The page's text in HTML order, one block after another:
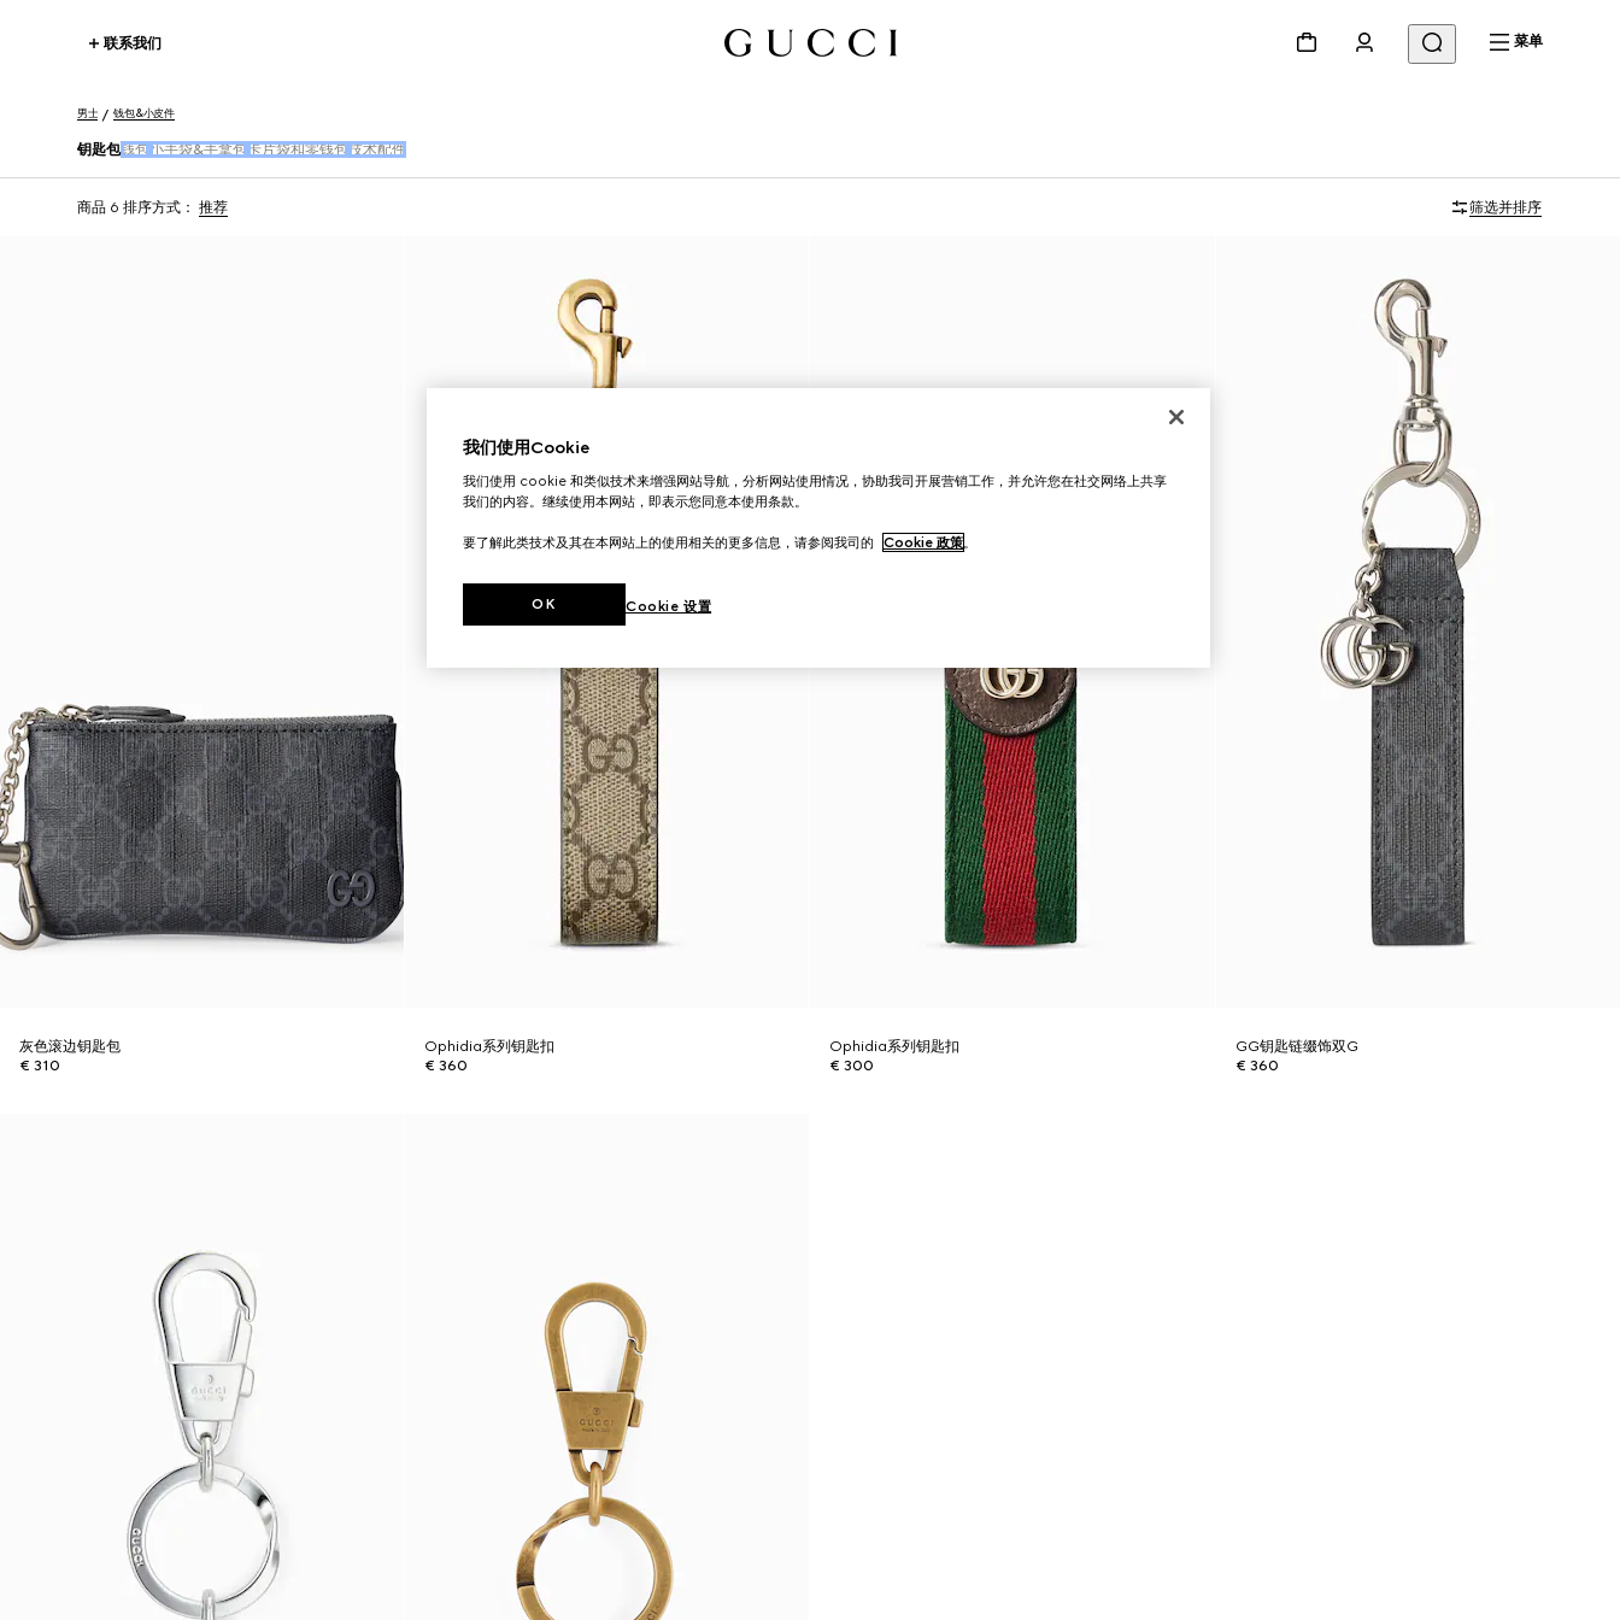
联系我们 菜单
男士 钱包&小皮件
钥匙包钱包 小手袋&手拿包 卡片袋和零钱包 技术配件
商品 6 排序方式： 推荐 筛选并排序
灰色滚边钥匙包
€ 310
Ophidia系列钥匙扣
€ 360
Ophidia系列钥匙扣
€ 300
GG钥匙链缀饰双G
€ 360
我们使用Cookie
我们使用 cookie 和类似技术来增强网站导航，分析网站使用情况，协助我司开展营销工作，并允许您在社交网络上共享
我们的内容。继续使用本网站，即表示您同意本使用条款。
要了解此类技术及其在本网站上的使用相关的更多信息，请参阅我司的 Cookie 政策。
Cookie 设置
OK